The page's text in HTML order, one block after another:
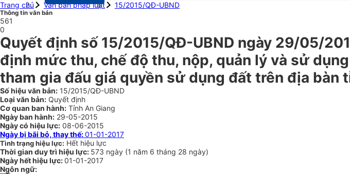
Trang chủ
Văn bản pháp luật 15/2015/QĐ-UBND
Thông tin văn bản
561
0
Quyết định số 15/2015/QĐ-UBND ngày 29/05/
định mức thu, chế độ thu, nộp, quản lý và sử
tham gia đấu giá quyền sử dụng đất trên địa bàn
Số hiệu văn bản: 15/2015/QĐ-UBND
Loại văn bản: Quyết định
Cơ quan ban hành: Tỉnh An Giang
Ngày ban hành: 29-05-2015
Ngày có hiệu lực: 08-06-2015
Ngày bị bãi bỏ, thay thế:01-01-2017
Tình trạng hiệu lực: Hết hiệu lực
Thời gian duy trì hiệu lực: 573 ngày (1 năm 6 tháng 28 ngày)
Ngày hết hiệu lực:01-01-2017
Ngôn ngữ: